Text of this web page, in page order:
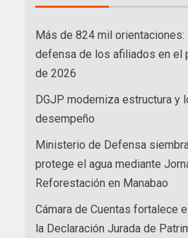
Más de 824 mil
defensa de los afiliados en el
de 2026
DGJP moderniza estructura y
desempeño
Ministerio de Defensa
protege el agua mediante
Reforestación en Manabao
Cámara de Cuentas fortalece
la Declaración Jurada de